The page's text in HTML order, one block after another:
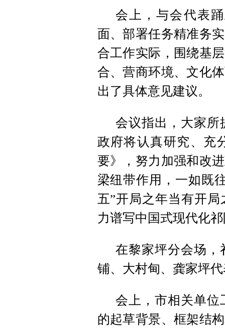
会上，与会代表
面、部署任务精准务
合工作实际，围绕基
合、营商环境、文化
出了具体意见建议。
会议指出，大家所
政府将认真研究、充
要》，努力加强和改
梁纽带作用，一如既
五”开局之年当有开
力谱写中国式现代化
在黎家坪分会场，
铺、大村甸、龚家坪
会上，市相关单位
的起草背景、框架结